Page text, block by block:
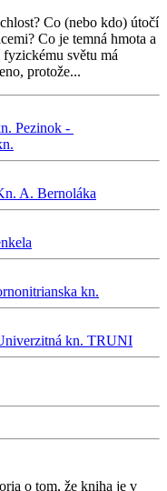
Co (nebo kdo) útočí
Co je temná hmota a
světu má
protože...
Pezinok -
A. Bernoláka
kn.
kn. TRUNI
o tom, že kniha je v